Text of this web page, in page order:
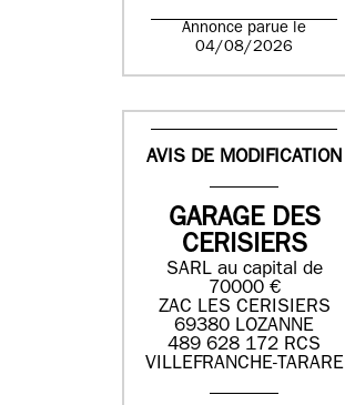
Annonce parue le
04/08/2026
AVIS DE MODIFICATION
GARAGE DES
CERISIERS
SARL au capital de
70000 €
ZAC LES CERISIERS
69380 LOZANNE
489 628 172 RCS
VILLEFRANCHE-TARARE